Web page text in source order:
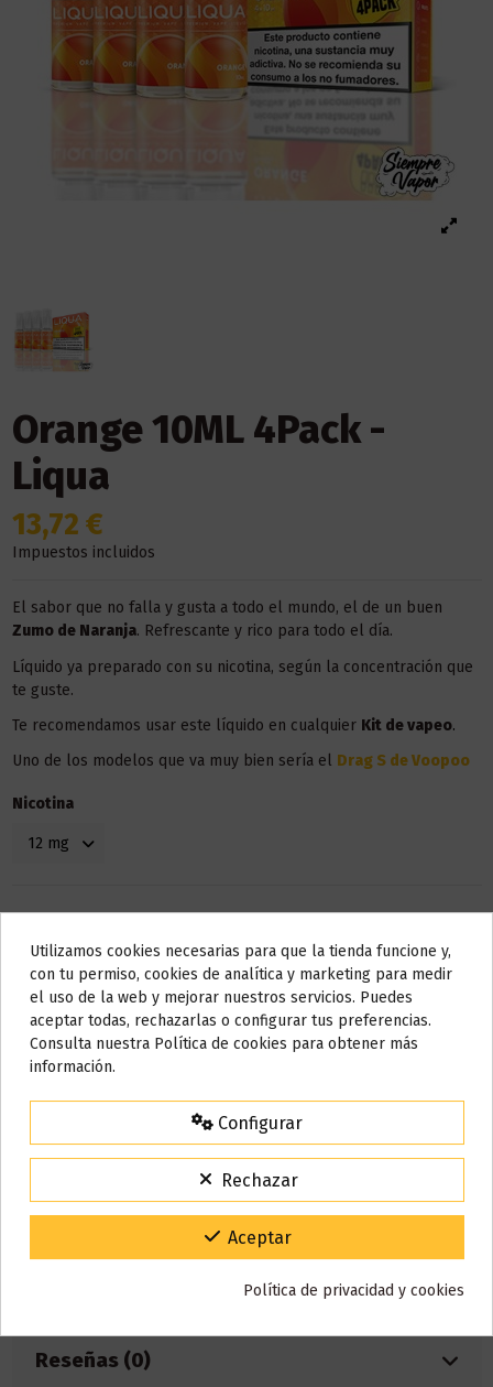
Orange 10ML 4Pack -
Liqua
13,72 €
Impuestos incluidos
El sabor que no falla y gusta a todo el mundo, el de un buen
Zumo de Naranja. Refrescante y rico para todo el día.
Líquido ya preparado con su nicotina, según la concentración que
te guste.
Te recomendamos usar este líquido en cualquier Kit de vapeo.
Uno de los modelos que va muy bien sería el Drag S de Voopoo
Nicotina
Detalles del producto
Bote 10 ml
50% VG / 50% PG
Referencia 000142
Reseñas (0)
Do not show again.
AVISO IMPORTANTE
Nos tomamos unos días
Todos los pedidos realizados desde el
15% de descuento
Para agradecerte la espera durante estos días.
Código:VACACIONES15
Gracias por tu paciencia y por seguir confiando en nosotros.
Utilizamos cookies necesarias para que la tienda funcione y,
con tu permiso, cookies de analítica y marketing para medir
el uso de la web y mejorar nuestros servicios. Puedes
aceptar todas, rechazarlas o configurar tus preferencias.
Consulta nuestra Política de cookies para obtener más
información.
Configurar
Rechazar
Aceptar
Política de privacidad y cookies